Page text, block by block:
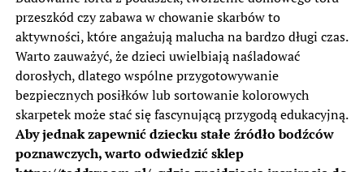
przeszkód czy zabawa w chowanie skarbów to
aktywności, które angażują malucha na bardzo długi czas.
Warto zauważyć, że dzieci uwielbiają naśladować
dorosłych, dlatego wspólne przygotowywanie
bezpiecznych posiłków lub sortowanie kolorowych
skarpetek może stać się fascynującą przygodą edukacyjną.
Aby jednak zapewnić dziecku stałe źródło bodźców
poznawczych, warto odwiedzić sklep